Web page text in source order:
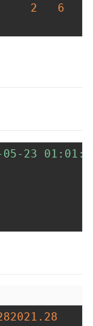
2 6
05-23